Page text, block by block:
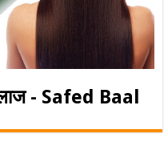
- Safed Baal